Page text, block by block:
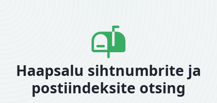
Haapsalu sihtnumbrite ja
postiindeksite otsing